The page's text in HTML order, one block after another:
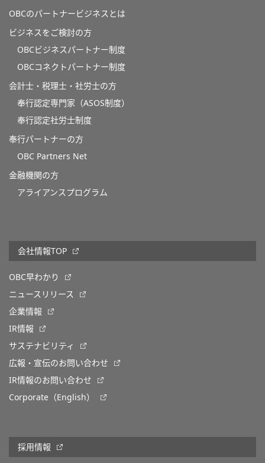
OBCのパートナービジネスとは
ビジネスをご検討の方
OBCビジネスパートナー制度
OBCコネクトパートナー制度
会計士・税理士・社労士の方
奉行認定専門家（ASOS制度）
奉行認定社労士制度
奉行パートナーの方
OBC Partners Net
金融機関の方
アライアンスプログラム
会社情報TOP
OBC早わかり
ニュースリリース
企業情報
IR情報
サステナビリティ
広報・宣伝のお問い合わせ
IR情報のお問い合わせ
Corporate（English）
採用情報